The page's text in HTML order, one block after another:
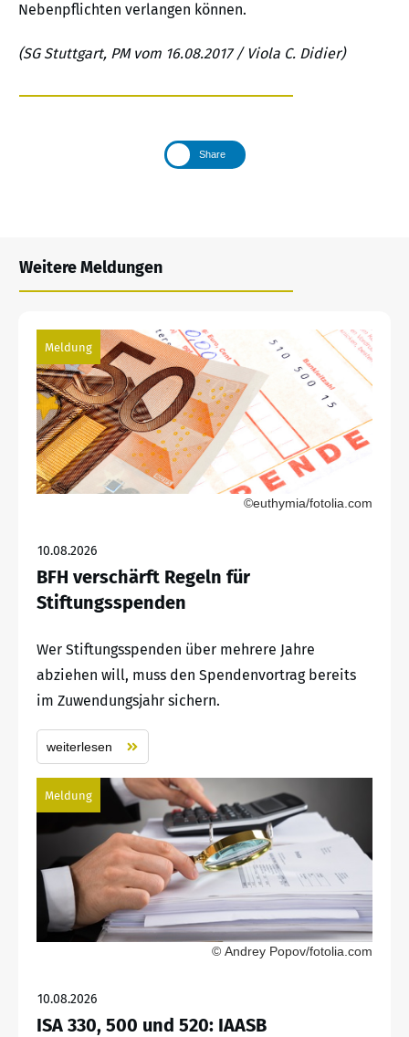
Nebenpflichten verlangen können.
(SG Stuttgart, PM vom 16.08.2017 / Viola C. Didier)
Share
Weitere Meldungen
Meldung
©euthymia/fotolia.com
10.08.2026
BFH verschärft Regeln für
Stiftungsspenden
Wer Stiftungsspenden über mehrere Jahre
abziehen will, muss den Spendenvortrag bereits
im Zuwendungsjahr sichern.
weiterlesen
Meldung
© Andrey Popov/fotolia.com
10.08.2026
ISA 330, 500 und 520: IAASB